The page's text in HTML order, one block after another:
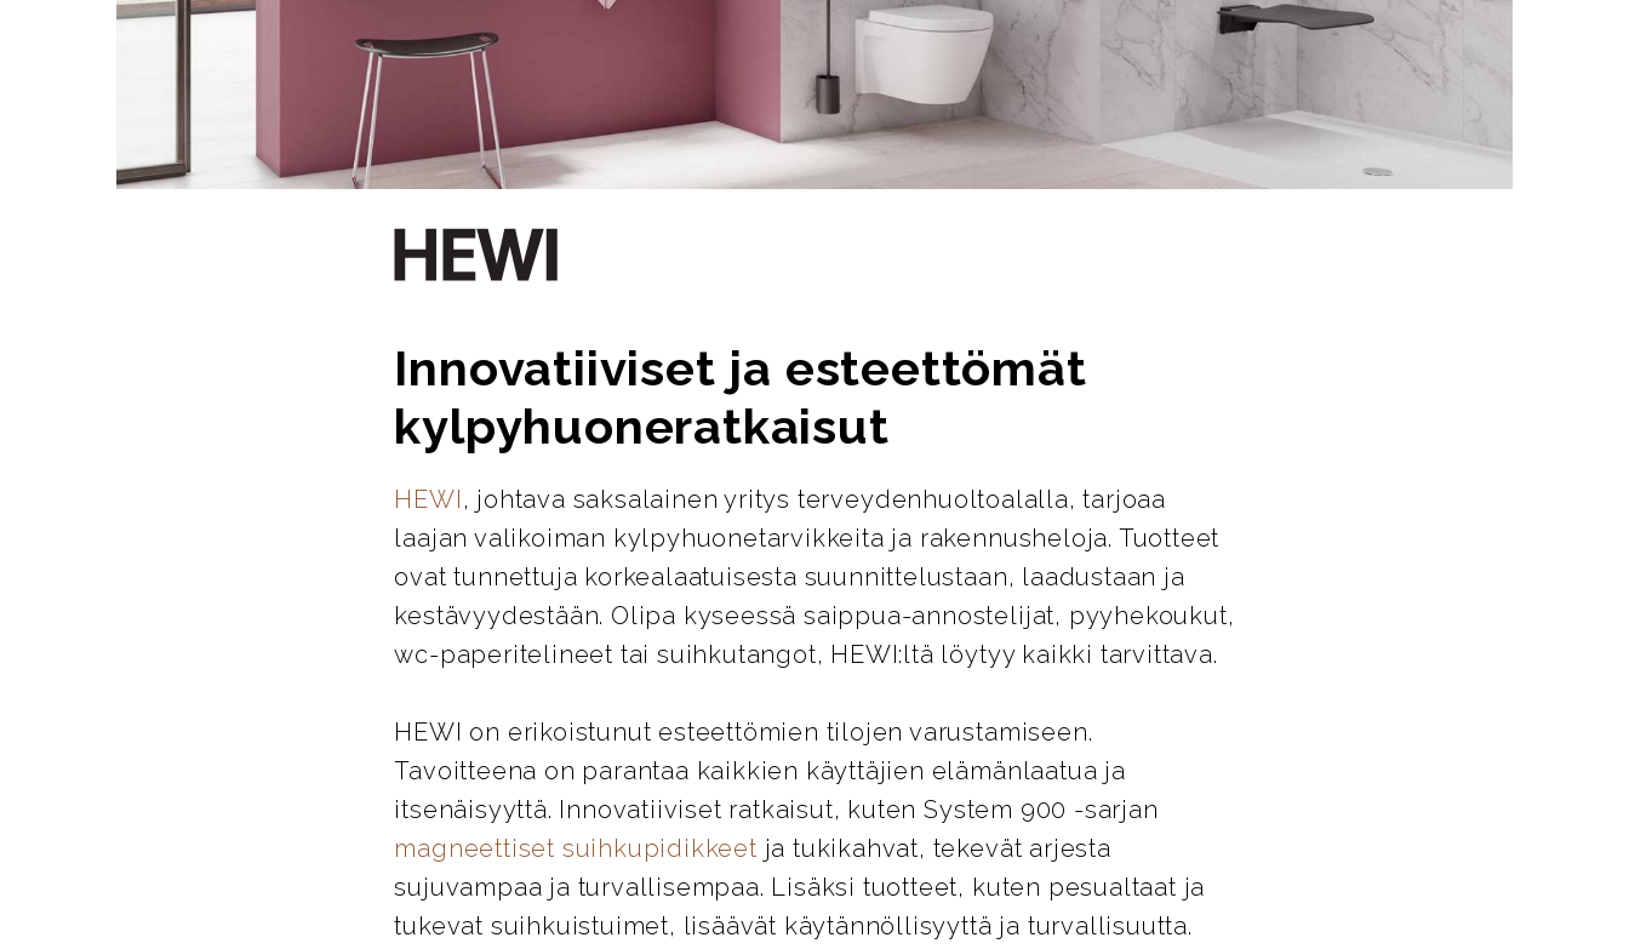
Innovatiiviset ja esteettömät
kylpyhuoneratkaisut
HEWI , johtava saksalainen yritys terveydenhuoltoalalla, tarjoaa
laajan valikoiman kylpyhuonetarvikkeita ja rakennusheloja. Tuotteet
ovat tunnettuja korkealaatuisesta suunnittelustaan, laadustaan ja
kestävyydestään. Olipa kyseessä saippua-annostelijat, pyyhekoukut,
wc-paperitelineet tai suihkutangot, HEWI:ltä löytyy kaikki tarvittava.
HEWI on erikoistunut esteettömien tilojen varustamiseen.
Tavoitteena on parantaa kaikkien käyttäjien elämänlaatua ja
itsenäisyyttä. Innovatiiviset ratkaisut, kuten System 900 -sarjan
magneettiset suihkupidikkeet ja tukikahvat, tekevät arjesta
sujuvampaa ja turvallisempaa. Lisäksi tuotteet, kuten pesualtaat ja
tukevat suihkuistuimet, lisäävät käytännöllisyyttä ja turvallisuutta.